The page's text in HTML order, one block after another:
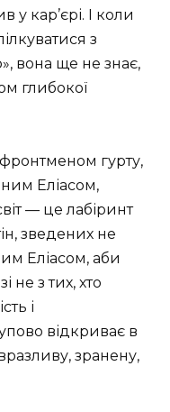
кар’єрі. І коли
з
вона ще не знає,
глибокої
фронтменом гурту,
Еліасом,
— це лабіринт
зведених не
Еліасом, аби
не з тих, хто
і
відкриває в
зранену,